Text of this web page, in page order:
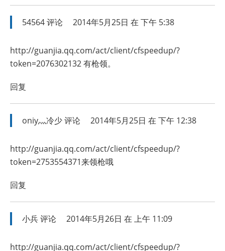
54564评论 2014年5月25日 在 下午 5:38
http://guanjia.qq.com/act/client/cfspeedup/?
token=2076302132有枪领。
回复
oniy灬冷少评论 2014年5月25日 在 下午 12:38
http://guanjia.qq.com/act/client/cfspeedup/?
token=2753554371来领枪哦
回复
小兵评论 2014年5月26日 在 上午 11:09
http://guanjia.qq.com/act/client/cfspeedup/?